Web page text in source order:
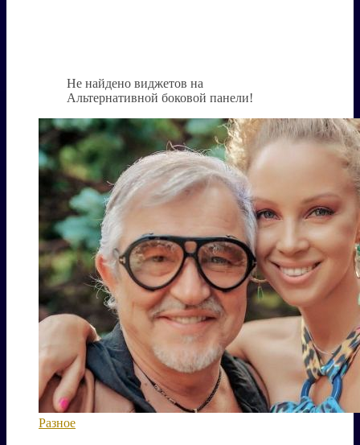
Не найдено виджетов на
Альтернативной боковой панели!
Разное